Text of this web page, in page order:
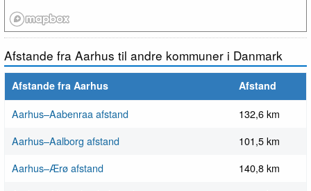
Afstande fra Aarhus til andre kommuner i Danmark
Afstande fra Aarhus Afstand
Aarhus–Aabenraa afstand
132,6 km
Aarhus–Aalborg afstand
101,5 km
Aarhus–Ærø afstand
140,8 km